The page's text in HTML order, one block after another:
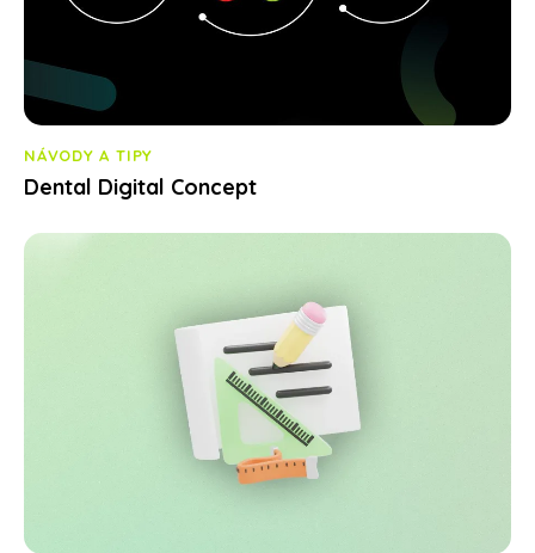
NÁVODY A TIPY
Dental Digital Concept